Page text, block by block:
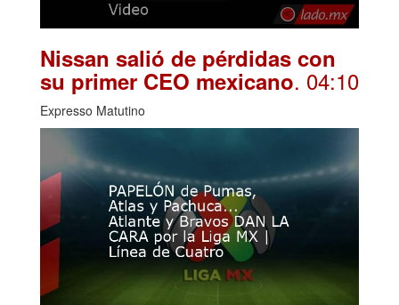
Nissan salió de pérdidas con
su primer CEO mexicano. 04:10
Expresso Matutino